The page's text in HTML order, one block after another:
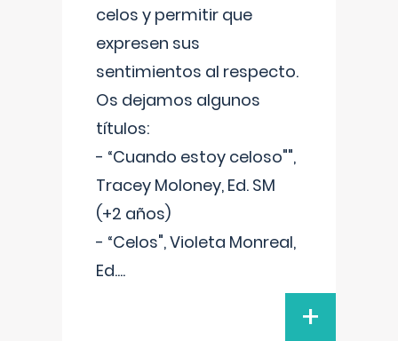
celos y permitir que
expresen sus
sentimientos al respecto.
Os dejamos algunos
títulos:
- “Cuando estoy celoso"",
Tracey Moloney, Ed. SM
(+2 años)
- “Celos", Violeta Monreal,
Ed....
+